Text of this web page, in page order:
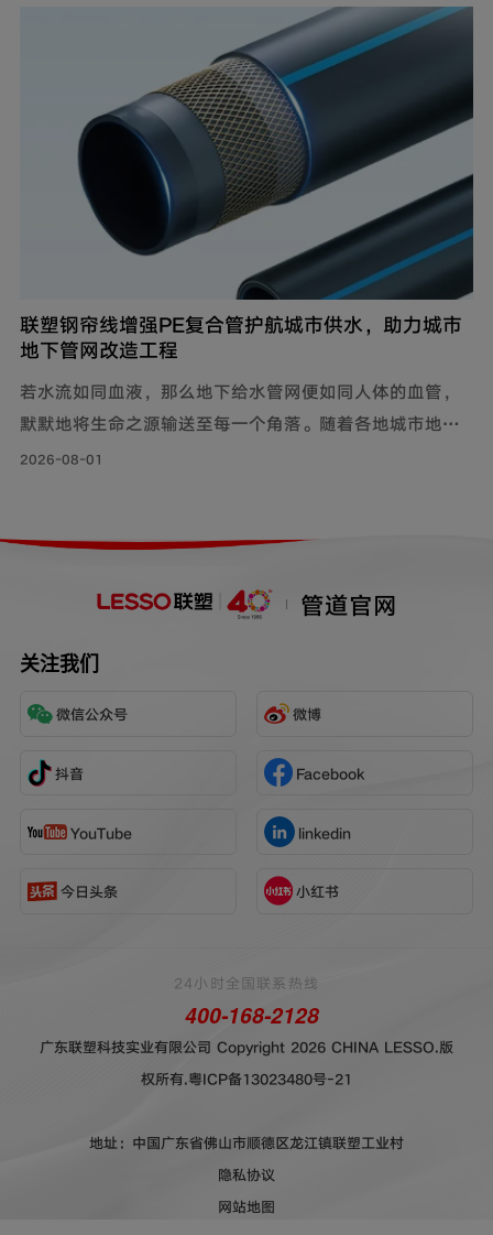
联塑钢帘线增强PE复合管护航城市供水，助力城市
地下管网改造工程
若水流如同血液，那么地下给水管网便如同人体的血管，
默默地将生命之源输送至每一个角落。随着各地城市地下
管网改造工程持续落地，老旧管线迭代升级，联塑给水用
系统的坚实保障。
2026-08-01
管道官网
关注我们
微信公众号 微博
抖音 Facebook
YouTube linkedin
今日头条 小红书
广东联塑科技实业有限公司 Copyright 2026 CHINA LESSO.版
权所有.粤ICP备13023480号-21
地址：中国广东省佛山市顺德区龙江镇联塑工业村
隐私协议
网站地图
24小时全国联系热线
400-168-2128